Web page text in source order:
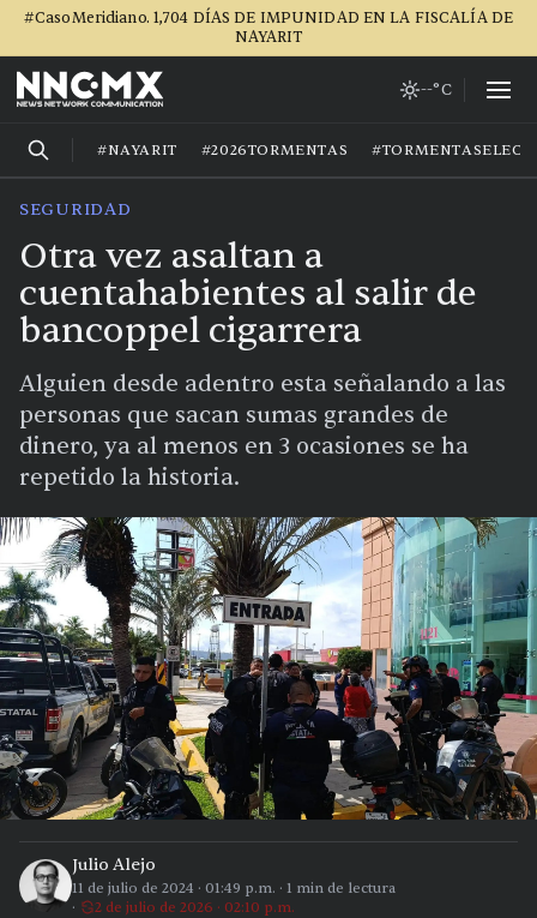
#CasoMeridiano. 1,704 DÍAS DE IMPUNIDAD EN LA FISCALÍA DE
NAYARIT
--°C
#NAYARIT #2026TORMENTAS
SEGURIDAD
Otra vez asaltan a
cuentahabientes al salir de
bancoppel cigarrera
Alguien desde adentro esta señalando a las
personas que sacan sumas grandes de
dinero, ya al menos en 3 ocasiones se ha
repetido la historia.
Julio Alejo
11 de julio de 2024 · 01:49 p.m. · 1 min de lectura
2 de julio de 2026 · 02:10 p.m.